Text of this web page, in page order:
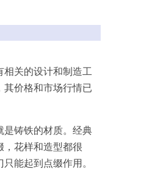
关的设计和制造工
其价格和市场行情已
铸铁的材质。经典
，花样和造型都很
能起到点缀作用。